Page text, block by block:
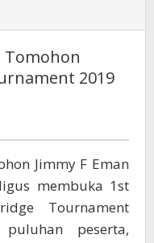
Tomohon
2019
Jimmy F Eman
membuka 1st
Tournament
peserta,